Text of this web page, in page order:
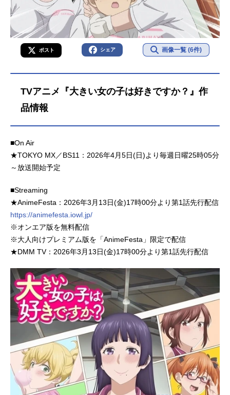
ポスト シェア 画像一覧 (6件)
TVアニメ『大きい女の子は好きですか？』作
品情報
■On Air
★TOKYO MX／BS11：2026年4月5日(日)より毎週日曜25時05分
～放送開始予定
■Streaming
★AnimeFesta：2026年3月13日(金)17時00分より第1話先行配信
https://animefesta.iowl.jp/
※オンエア版を無料配信
※大人向けプレミアム版を「AnimeFesta」限定で配信
★DMM TV：2026年3月13日(金)17時00分より第1話先行配信